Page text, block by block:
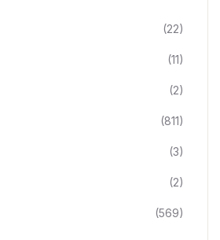
(22)
(11)
(2)
(811)
(3)
(2)
(569)